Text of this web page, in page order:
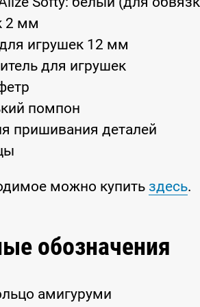
2 мм
игрушек 12 мм
для игрушек
помпон
пришивания деталей
можно купить здесь.
обозначения
амигуруми